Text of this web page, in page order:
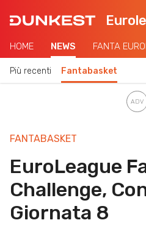
HOME NEWS FANTA
Più recenti Fantabasket
FANTABASKET
EuroLeague
Challenge,
Giornata 8